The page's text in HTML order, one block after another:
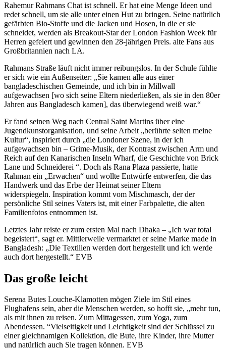
Rahemur Rahmans Chat ist schnell. Er hat eine Menge Ideen und
redet schnell, um sie alle unter einen Hut zu bringen. Seine natürlich
gefärbten Bio-Stoffe und die Jacken und Hosen, in die er sie
schneidet, werden als Breakout-Star der London Fashion Week für
Herren gefeiert und gewinnen den 28-jährigen Preis. alte Fans aus
Großbritannien nach LA.
Rahmans Straße läuft nicht immer reibungslos. In der Schule fühlte
er sich wie ein Außenseiter: „Sie kamen alle aus einer
bangladeschischen Gemeinde, und ich bin in Millwall
aufgewachsen [wo sich seine Eltern niederließen, als sie in den 80er
Jahren aus Bangladesch kamen], das überwiegend weiß war.“
Er fand seinen Weg nach Central Saint Martins über eine
Jugendkunstorganisation, und seine Arbeit „berührte selten meine
Kultur“, inspiriert durch „die Londoner Szene, in der ich
aufgewachsen bin – Grime-Musik, der Kontrast zwischen Arm und
Reich auf den Kanarischen Inseln Wharf, die Geschichte von Brick
Lane und Schneiderei “. Doch als Rana Plaza passierte, hatte
Rahman ein „Erwachen“ und wollte Entwürfe entwerfen, die das
Handwerk und das Erbe der Heimat seiner Eltern
widerspiegeln. Inspiration kommt vom Mischmasch, der der
persönliche Stil seines Vaters ist, mit einer Farbpalette, die alten
Familienfotos entnommen ist.
Letztes Jahr reiste er zum ersten Mal nach Dhaka – „Ich war total
begeistert“, sagt er. Mittlerweile vermarktet er seine Marke made in
Bangladesh: „Die Textilien werden dort hergestellt und ich werde
auch dort hergestellt.“ EVB
Das große leicht
Serena Butes Louche-Klamotten mögen Ziele im Stil eines
Flughafens sein, aber die Menschen werden, so hofft sie, „mehr tun,
als mit ihnen zu reisen. Zum Mittagessen, zum Yoga, zum
Abendessen. “Vielseitigkeit und Leichtigkeit sind der Schlüssel zu
einer gleichnamigen Kollektion, die Bute, ihre Kinder, ihre Mutter
und natürlich auch Sie tragen können. EVB